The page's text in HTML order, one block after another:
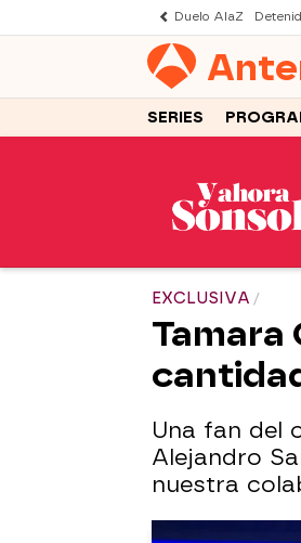
Duelo AlaZ
SERIES
EXCLUSIVA
Tamara
Una fan del
Alejandro
nuestra